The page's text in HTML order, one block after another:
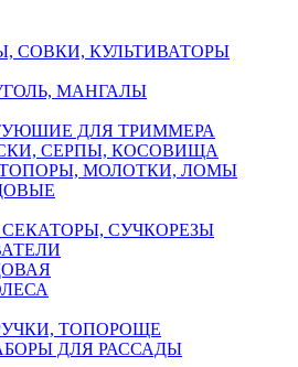
СОВКИ, КУЛЬТИВАТОРЫ
МАНГАЛЫ
ДЛЯ ТРИММЕРА
СЕРПЫ, КОСОВИЩА
МОЛОТКИ, ЛОМЫ
СУЧКОРЕЗЫ
ТОПОРОЩЕ
ДЛЯ РАССАДЫ